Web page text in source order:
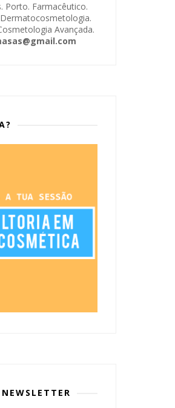
Porto. Farmacêutico.
Avançada.